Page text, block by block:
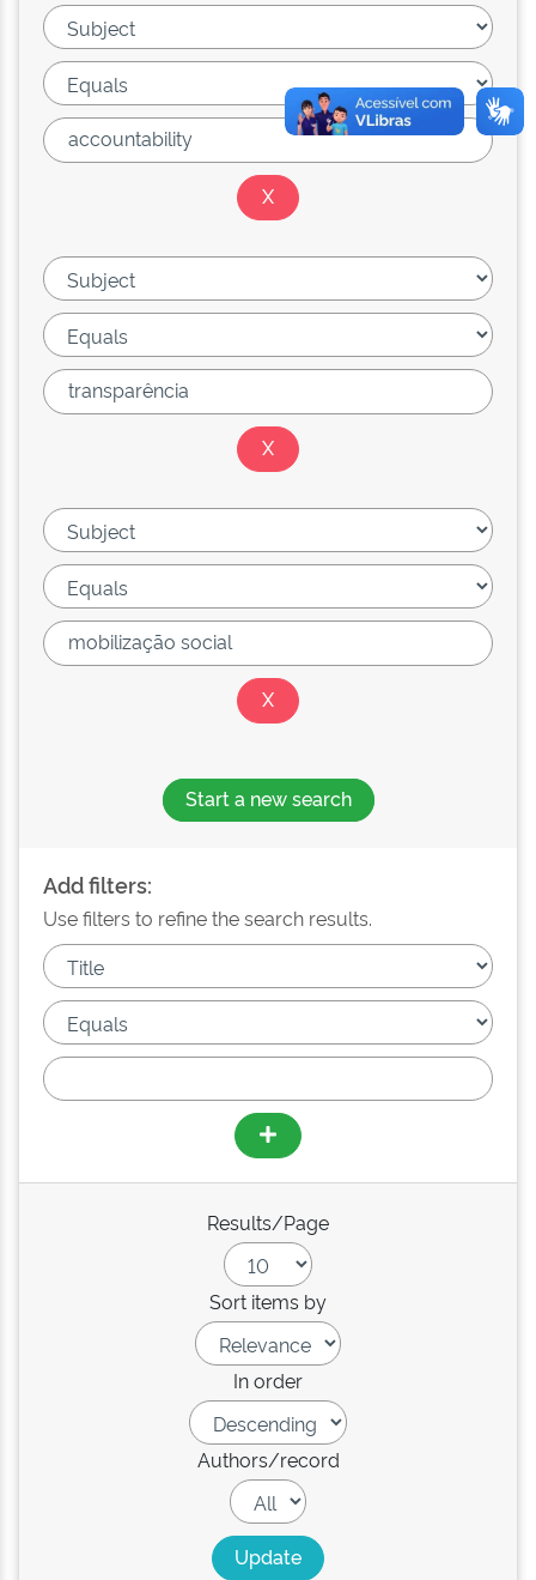
Start a new search
Add filters:
Use filters to refine the search results.
Results/Page
Sort items by
In order
Authors/record